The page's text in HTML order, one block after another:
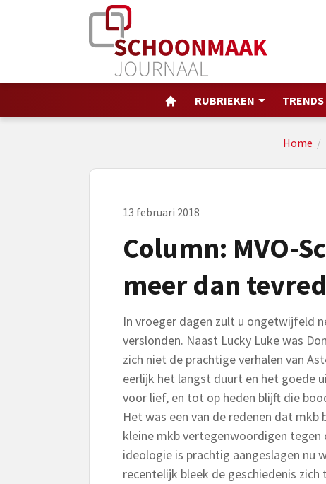
RUBRIEKEN
Home /
13 februari 2018
Column: MVO-
meer dan
In vroeger dagen zult u ongetwijfeld
verslonden. Naast Lucky Luke was
zich niet de prachtige verhalen van
eerlijk het langst duurt en het goede
voor lief, en tot op heden blijft die
Het was een van de redenen dat mkb
kleine mkb vertegenwoordigen tegen
ideologie is prachtig aangeslagen nu
recentelijk bleek de geschiedenis